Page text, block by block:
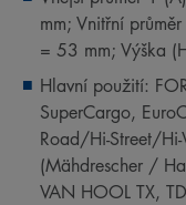
mm; Vnitřní
= 53 mm; Výška
Hlavní použití:
SuperCargo,
Road/Hi-Street/Hi-
(Mähdrescher /
VAN HOOL TX,